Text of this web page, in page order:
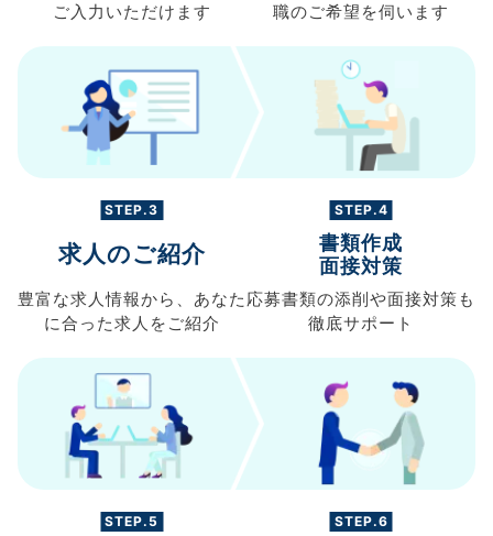
ご入力 いただけます
職のご希望を伺います
STEP.3
求人のご紹介
豊富な求人情報から、 あなた
に合った求人を ご紹介
STEP.4
書類作成
面接対策
応募書類の添削や面接対策も
徹底サポート
STEP.5 STEP.6